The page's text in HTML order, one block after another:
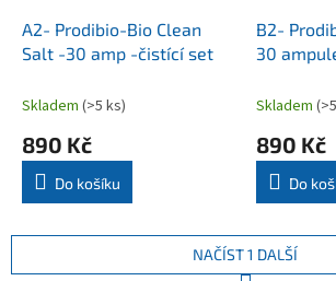
A2- Prodibio-Bio Clean
Salt -30 amp -čistící set
Skladem (>5 ks)
890 Kč
Do košíku
B2-
30
Skladem
890 Kč
Do
NAČÍST 1 DALŠÍ